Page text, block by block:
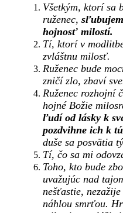
Všetkým, ktorí sa
ruženec,
hojnosť milostí.
Tí, ktorí v
zvláštnu milosť.
Ruženec bude
zničí zlo, zbaví
Ruženec rozhojní
hojné Božie
ľudí od lásky k
pozdvihne ich k
duše sa posvätia
Tí, čo sa mi
Toho, kto bude
uvažujúc nad
nešťastie,
náhlou smrťou.